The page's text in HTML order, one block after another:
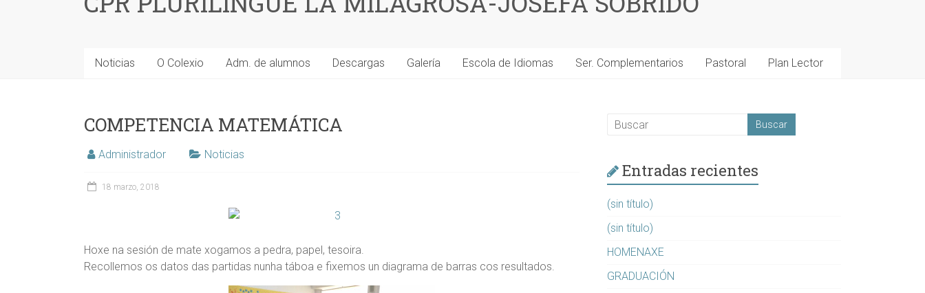
Noticias O Colexio Adm. de alumnos Descargas Galería Escola de Idiomas Ser. Complementarios Pastoral Plan Lector
COMPETENCIA MATEMÁTICA
Administrador Noticias
18 marzo, 2018
Hoxe na sesión de mate xogamos a pedra, papel, tesoira.
Recollemos os datos das partidas nunha táboa e fixemos un diagrama de barras cos resultados.
Entradas recientes
(sin título)
(sin título)
HOMENAXE
GRADUACIÓN